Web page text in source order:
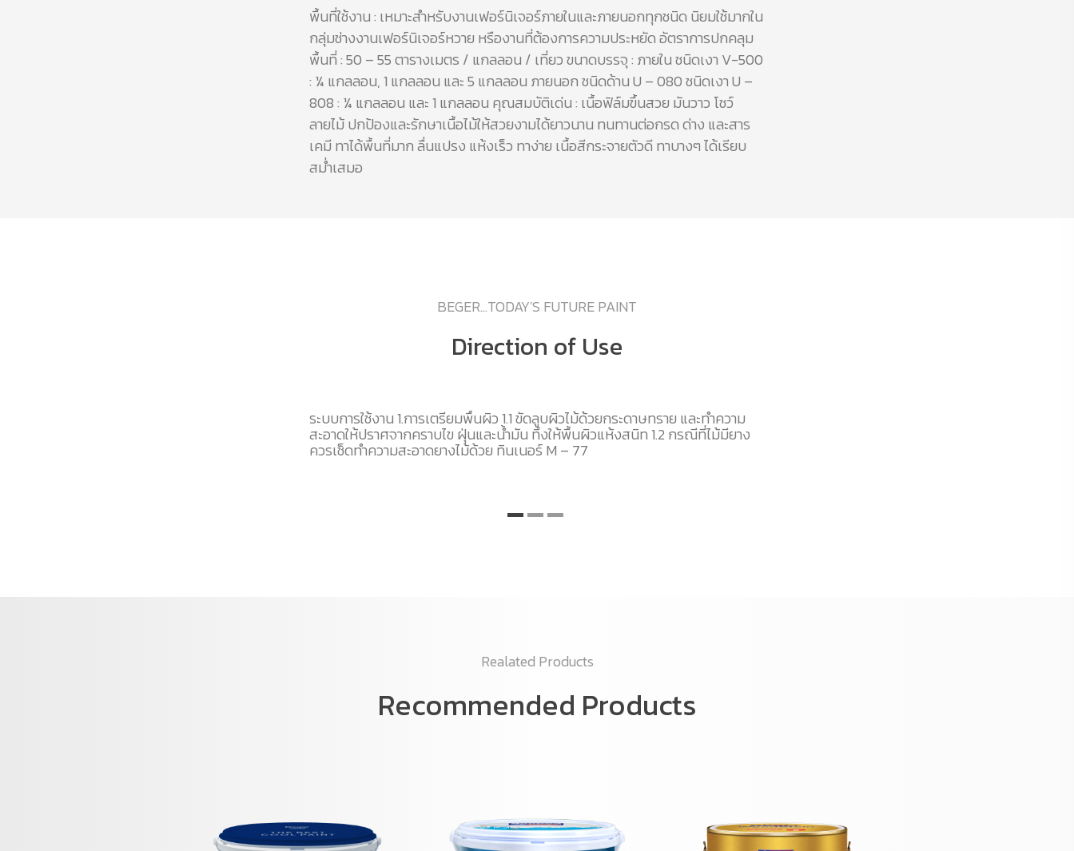
พื้นที่ใช้งาน : เหมาะสำหรับงานเฟอร์นิเจอร์ภายในและภายนอกทุกชนิด นิยมใช้มากใน
กลุ่มช่างงานเฟอร์นิเจอร์หวาย หรืองานที่ต้องการความประหยัด อัตราการปกคลุม
พื้นที่ : 50 – 55 ตารางเมตร / แกลลอน / เที่ยว ขนาดบรรจุ : ภายใน ชนิดเงา V-500
: ¼ แกลลอน, 1 แกลลอน และ 5 แกลลอน ภายนอก ชนิดด้าน U – 080 ชนิดเงา U –
808 : ¼ แกลลอน และ 1 แกลลอน คุณสมบัติเด่น : เนื้อฟิล์มขึ้นสวย มันวาว โชว์
ลายไม้ ปกป้องและรักษาเนื้อไม้ให้สวยงามได้ยาวนาน ทนทานต่อกรด ด่าง และสาร
เคมี ทาได้พื้นที่มาก ลื่นแปรง แห้งเร็ว ทาง่าย เนื้อสีกระจายตัวดี ทาบางๆ ได้เรียบ
สม่ำเสมอ
BEGER...TODAY'S FUTURE PAINT
Direction of Use
ระบบการใช้งาน 1.การเตรียมพื้นผิว 1.1 ขัดลูบผิวไม้ด้วยกระดาษทราย และทำความ
สะอาดให้ปราศจากคราบไข ฝุ่นและน้ำมัน ทิ้งให้พื้นผิวแห้งสนิท 1.2 กรณีที่ไม้มียาง
ควรเช็ดทำความสะอาดยางไม้ด้วย ทินเนอร์ M – 77
Realated Products
Recommended Products